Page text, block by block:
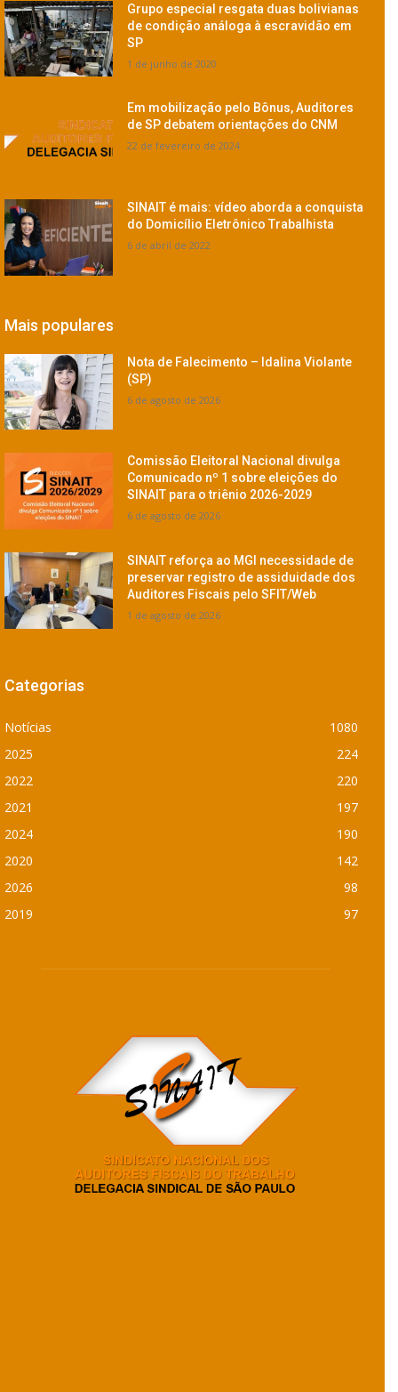
Grupo especial resgata duas bolivianas
de condição análoga à escravidão em
SP
1 de junho de 2020
Em mobilização pelo Bônus, Auditores
de SP debatem orientações do CNM
22 de fevereiro de 2024
SINAIT é mais: vídeo aborda a conquista
do Domicílio Eletrônico Trabalhista
6 de abril de 2022
Mais populares
Nota de Falecimento – Idalina Violante
(SP)
6 de agosto de 2026
Comissão Eleitoral Nacional divulga
Comunicado nº 1 sobre eleições do
SINAIT para o triênio 2026-2029
6 de agosto de 2026
SINAIT reforça ao MGI necessidade de
preservar registro de assiduidade dos
Auditores Fiscais pelo SFIT/Web
1 de agosto de 2026
Categorias
Notícias
1080
2025
224
2022
220
2021
197
2024
190
2020
142
2026
98
2019
97